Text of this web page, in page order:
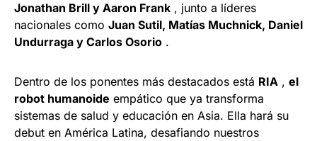
Jonathan Brill y Aaron Frank , junto a líderes
nacionales como Juan Sutil, Matías Muchnick, Daniel
Undurraga y Carlos Osorio .
Dentro de los ponentes más destacados está RIA , el
robot humanoide empático que ya transforma
sistemas de salud y educación en Asia. Ella hará su
debut en América Latina, desafiando nuestros